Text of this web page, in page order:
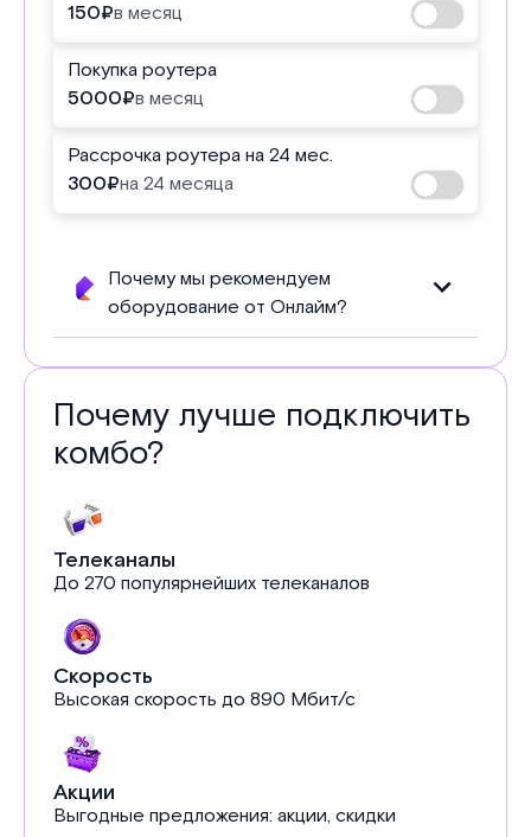
150₽в месяц
Покупка роутера
5000₽в месяц
Рассрочка роутера на 24 мес.
300₽на 24 месяца
Почему мы рекомендуем
оборудование от Онлайм?
Почему лучше подключить
комбо?
Телеканалы
До 270 популярнейших телеканалов
Скорость
Высокая скорость до 890 Мбит/с
Акции
Выгодные предложения: акции, скидки